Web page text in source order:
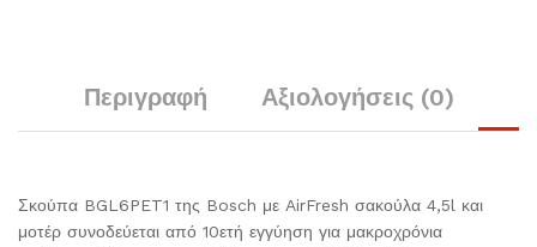
Περιγραφή Αξιολογήσεις (0)
Σκούπα BGL6PET1 της Bosch με AirFresh σακούλα 4,5l και
μοτέρ συνοδεύεται από 10ετή εγγύηση για μακροχρόνια